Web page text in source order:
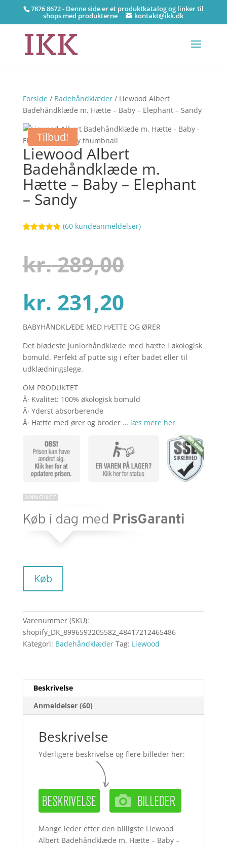
7876 8672 - Denne side er et produktkatalog og linker til
shops med produkterne kontakt@ikk.dk
Forside/ Badehåndklæder/ Liewood Albert
Badehåndklæde m. Hætte – Baby – Elephant – Sandy
Tilbud!
Liewood Albert
Badehåndklæde m.
Hætte – Baby – Elephant
– Sandy
baseret på
kundebedøm
melser
(60 kundeanmeldelser)
kr.289,00
pris
kr.
kr. 231,20Den
aktuelle
er:
kr.
BABYHÅNDKLÆDE MED HÆTTE OG ØRER
Det blødeste juniorhåndklæde med hætte i økologisk
bomuld. Perfekt af putte sig i efter badet eller til
udklædningslege.
OM PRODUKTET
Â· Kvalitet: 100% økologisk bomuld
Â· Yderst absorberende
Â· Hætte med ører og broder … læs mere her
Køb
Varenummer (SKU):
shopify_DK_8996593205582_48417212465486
Kategori: Badehåndklæder Tag: Liewood
Beskrivelse
Anmeldelser (60)
Beskrivelse
Yderligere beskrivelse og flere billeder her:
Mange leder efter den billigste Liewood
Albert Badehåndklæde m. Hætte – Baby –